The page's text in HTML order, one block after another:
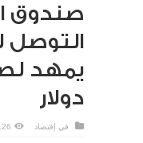
صندوق
التوصل
دولار
في إقتصاد 126